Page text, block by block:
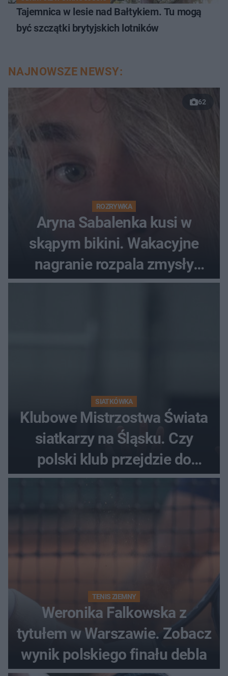
Tajemnica w lesie nad Bałtykiem. Tu mogą
być szczątki brytyjskich lotników
NAJNOWSZE NEWSY:
62
ROZRYWKA
Aryna Sabalenka kusi w
skąpym bikini. Wakacyjne
nagranie rozpala zmysły
fanów
SIATKÓWKA
Klubowe Mistrzostwa Świata
siatkarzy na Śląsku. Czy
polski klub przejdzie do
historii
TENIS ZIEMNY
Weronika Falkowska z
tytułem w Warszawie. Zobacz
wynik polskiego finału debla